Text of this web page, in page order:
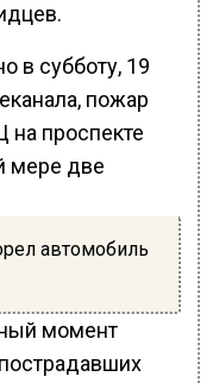
в субботу, 19
пожар
на проспекте
мере две
автомобиль
момент